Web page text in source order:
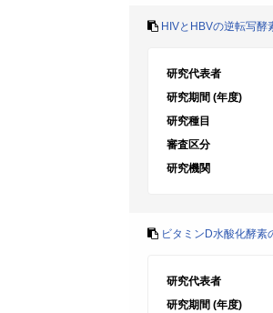
HIVとHBVの逆転写酵
研究代表者
研究期間 (年度)
研究種目
審査区分
研究機関
ビタミンD水酸化酵素
研究代表者
研究期間 (年度)